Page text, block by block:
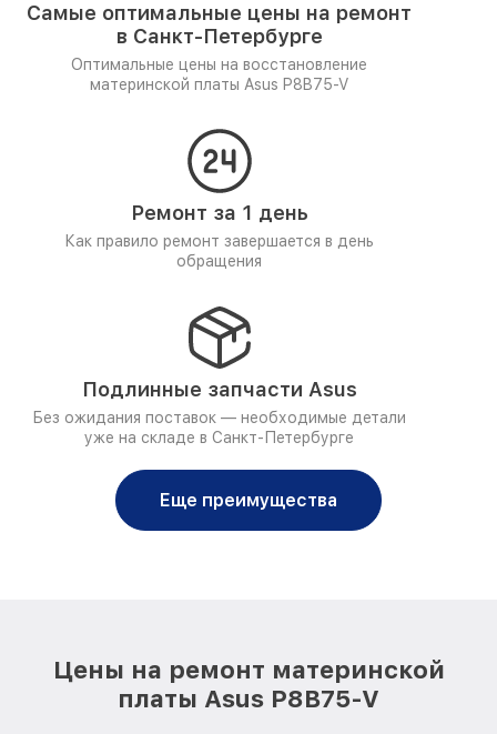
Самые оптимальные цены на ремонт
в Санкт-Петербурге
Оптимальные цены на восстановление
материнской платы Asus P8B75-V
Ремонт за 1 день
Как правило ремонт завершается в день
обращения
Подлинные запчасти Asus
Без ожидания поставок — необходимые детали
уже на складе в Санкт-Петербурге
Еще преимущества
Цены на ремонт материнской
платы Asus P8B75-V